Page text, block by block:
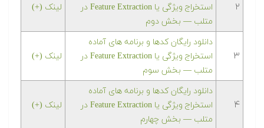
۲
استخراج ویژگی یا Feature Extraction در
متلب‬‬ — بخش دوم
لینک (+)
۳
دانلود رایگان کدها و برنامه های آماده
استخراج ویژگی یا Feature Extraction در
متلب‬‬ — بخش سوم
لینک (+)
۴
دانلود رایگان کدها و برنامه های آماده
استخراج ویژگی یا Feature Extraction در
متلب‬‬ — بخش چهارم
لینک (+)